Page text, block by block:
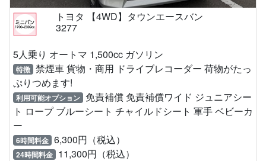
トヨタ 【4WD】タウンエースバン
3277
5人乗り オートマ 1,500cc ガソリン
特徴 禁煙車 貨物・商用 ドライブレコーダー 荷物がたっ
ぷりつめます!
利用可能オプション 免責補償 免責補償ワイド ジュニアシー
ト ロープ ブルーシート チャイルドシート 軍手 ベビーカ
ー
6時間料金 6,300円（税込）
24時間料金 11,300円（税込）